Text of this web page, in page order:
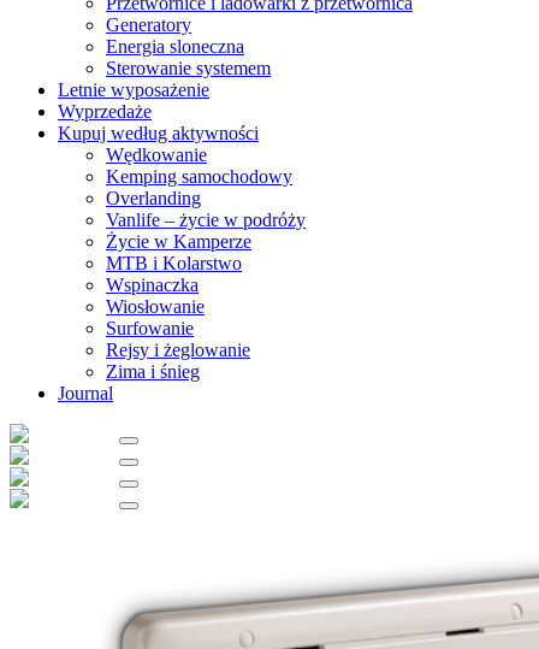
Generatory
Energia sloneczna
Sterowanie systemem
Letnie wyposażenie
Wyprzedaże
Kupuj według aktywności
Wędkowanie
Kemping samochodowy
Overlanding
Vanlife – życie w podróży
Życie w Kamperze
MTB i Kolarstwo
Wspinaczka
Wiosłowanie
Surfowanie
Rejsy i żeglowanie
Zima i śnieg
Journal